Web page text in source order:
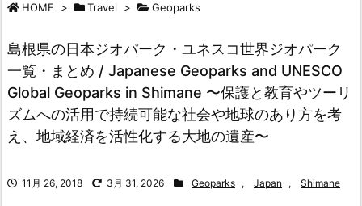
HOME > Travel > Geoparks
島根県の日本ジオパーク・ユネスコ世界ジオパーク
一覧・まとめ / Japanese Geoparks and UNESCO
Global Geoparks in Shimane 〜保護と教育やツーリ
ズムへの活用で持続可能な社会や地球のあり方を考
え、地域経済を活性化する大地の遺産〜
11月 26, 2018 3月 31, 2026 Geoparks , Japan , Shimane